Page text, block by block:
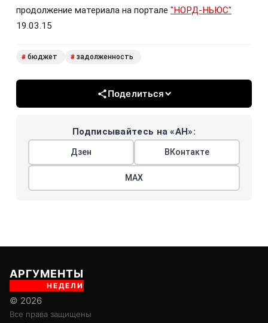
продолжение материала на портале "НОРД-НЬЮС"
19.03.15
# бюджет # задолженность
Поделиться
Подписывайтесь на «АН»:
Дзен ВКонтакте
МАХ
АРГУМЕНТЫ
НЕДЕЛИ
© 2026
Все права защищены